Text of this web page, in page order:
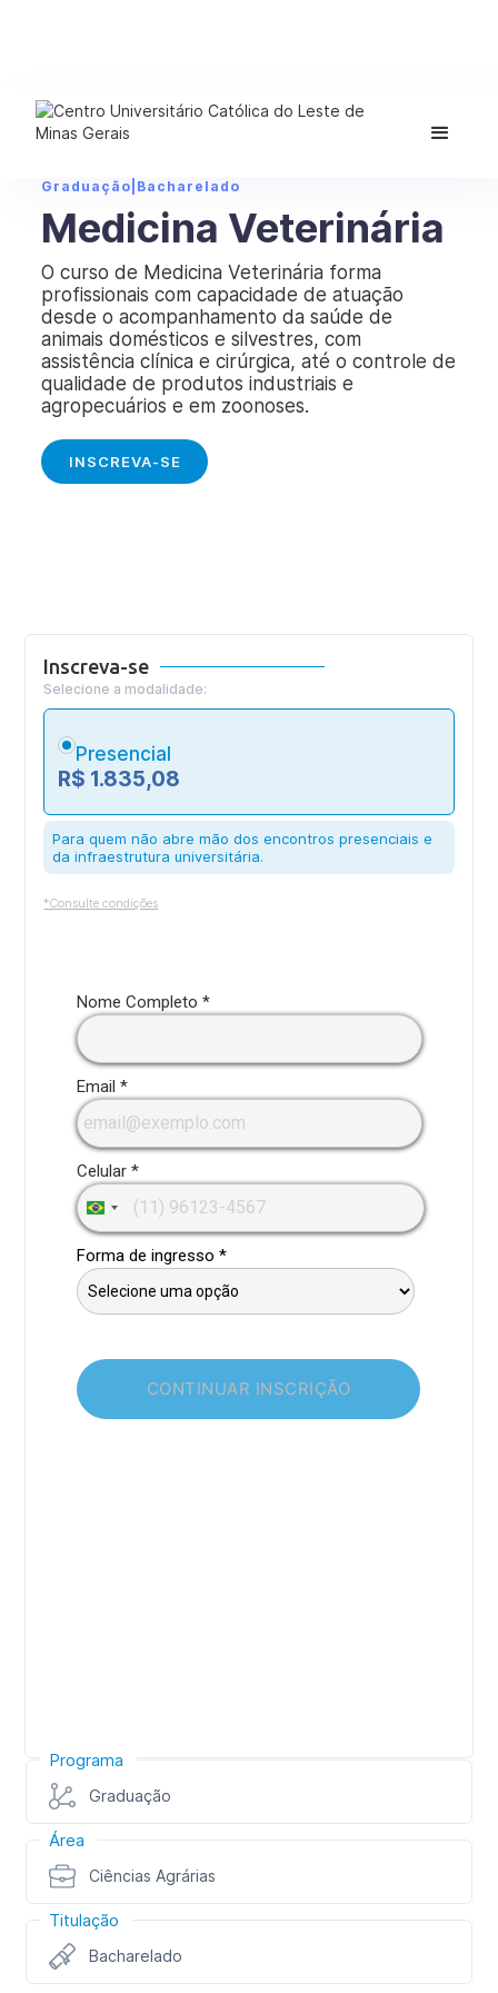
Graduação Bacharelado
Medicina Veterinária
O curso de Medicina Veterinária forma
profissionais com capacidade de atuação
desde o acompanhamento da saúde de
animais domésticos e silvestres, com
assistência clínica e cirúrgica, até o controle de
qualidade de produtos industriais e
agropecuários e em zoonoses.
INSCREVA-SE
Programa
Graduação
Área
Ciências Agrárias
Titulação
Bacharelado
Inscreva-se
Selecione a modalidade:
Presencial
R$ 1.835,08
Para quem não abre mão dos encontros presenciais e
da infraestrutura universitária.
*Consulte condições